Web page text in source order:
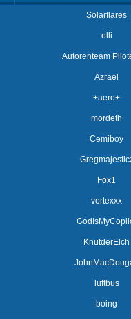
Solarflares
olli
Autorenteam
Azrael
+aero+
mordeth
Cemiboy
Fox1
vortexxx
KnutderElch
luftbus
boing